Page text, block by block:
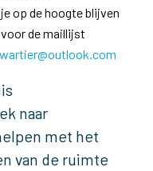
op de hoogte blijven
de maillijst
naar
met het
van de ruimte